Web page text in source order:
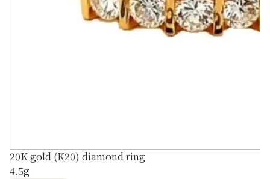
20K gold (K20) diamond ring
4.5g